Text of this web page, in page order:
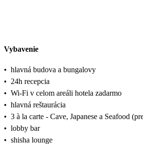
Vybavenie
• hlavná budova a bungalovy
• 24h recepcia
• Wi-Fi v celom areáli hotela zadarmo
• hlavná reštaurácia
• 3 à la carte - Cave, Japanese a Seafood
• lobby bar
• shisha lounge